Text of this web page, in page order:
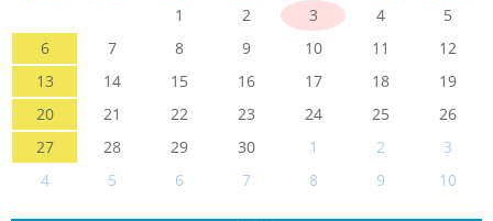
1 2 3 4
5
6
7 8 9 10 11
12
13
14 15 16 17 18
19
20
21 22 23 24 25
26
27
28 29 30 1 2
3
4
5 6 7 8 9 10